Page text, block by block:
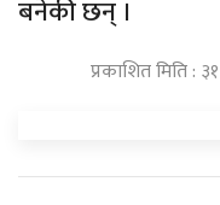
बनेकी छन् ।
प्रकाशित मिति :